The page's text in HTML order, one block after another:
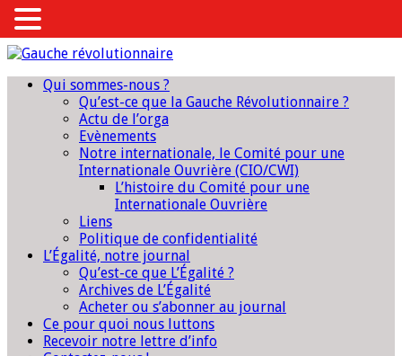
Qui sommes-nous ?
Qu’est-ce que la Gauche Révolutionnaire ?
Actu de l’orga
Evènements
Notre internationale, le Comité pour une
Internationale Ouvrière (CIO/CWI)
L’histoire du Comité pour une
Internationale Ouvrière
Liens
Politique de confidentialité
L’Égalité, notre journal
Qu’est-ce que L’Égalité ?
Archives de L’Égalité
Acheter ou s’abonner au journal
Ce pour quoi nous luttons
Recevoir notre lettre d’info